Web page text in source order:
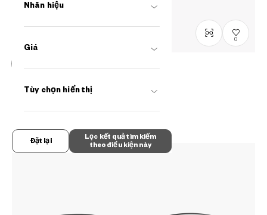
Nhãn hiệu
Giá
Tùy chọn hiển thị
Lọc kết quả tìm kiếm
theo điều kiện này
Đặt lại
0
GB2047M-6SC1 / Size: M